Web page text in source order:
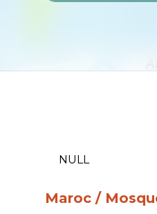
NULL
Maroc /